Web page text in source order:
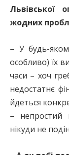
жодних
– У будь-
особливо) їх
часи – хоч
недостатнє
йдеться
– непростий
нікуди не